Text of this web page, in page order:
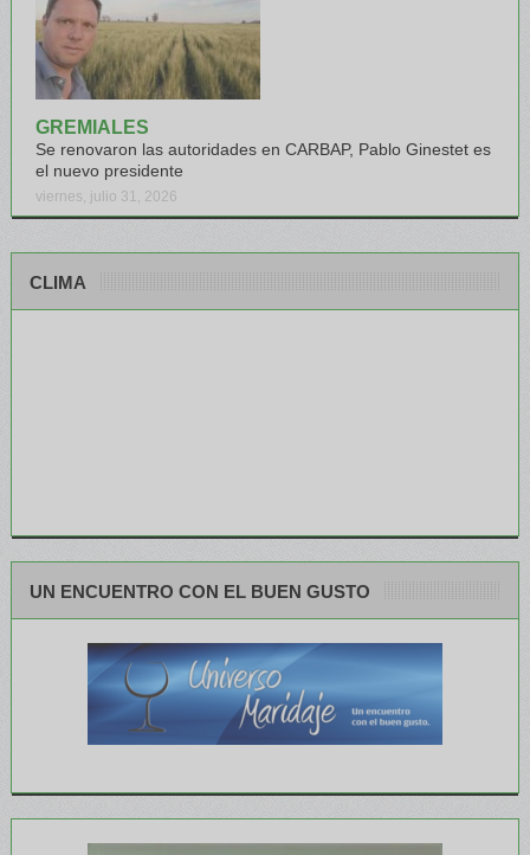
GREMIALES
Se renovaron las autoridades en CARBAP, Pablo Ginestet es
el nuevo presidente
viernes, julio 31, 2026
CLIMA
UN ENCUENTRO CON EL BUEN GUSTO